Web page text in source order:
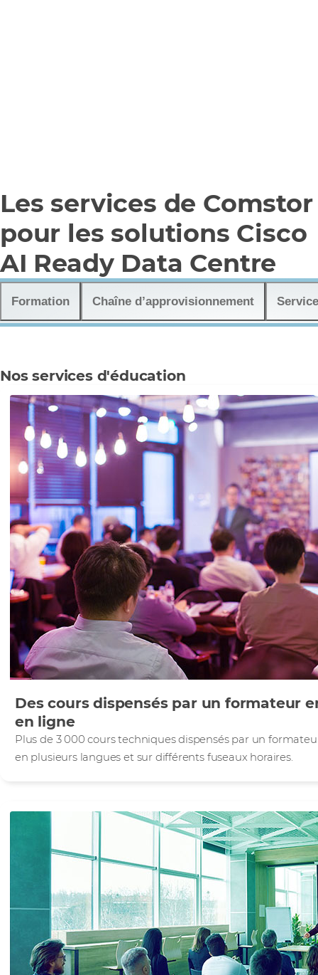
Les services de Comstor
pour les solutions Cisco
AI Ready Data Centre
Formation Chaîne d’approvisionnement
Nos services d'éducation
Des cours dispensés par un formateur
en ligne
Plus de 3 000 cours techniques dispensés par un
en plusieurs langues et sur différents fuseaux horaires.